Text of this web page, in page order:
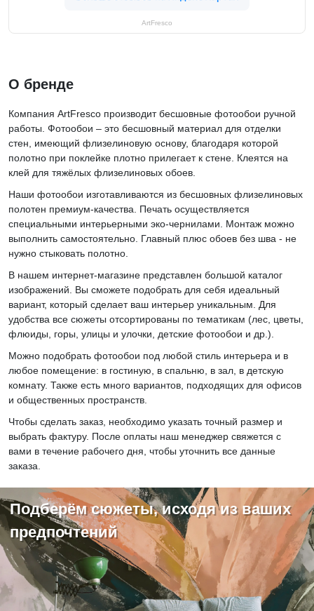
ArtFresco
О бренде
Компания ArtFresco производит бесшовные фотообои ручной
работы. Фотообои – это бесшовный материал для отделки
стен, имеющий флизелиновую основу, благодаря которой
полотно при поклейке плотно прилегает к стене. Клеятся на
клей для тяжёлых флизелиновых обоев.
Наши фотообои изготавливаются из бесшовных флизелиновых
полотен премиум-качества. Печать осуществляется
специальными интерьерными эко-чернилами. Монтаж можно
выполнить самостоятельно. Главный плюс обоев без шва - не
нужно стыковать полотно.
В нашем интернет-магазине представлен большой каталог
изображений. Вы сможете подобрать для себя идеальный
вариант, который сделает ваш интерьер уникальным. Для
удобства все сюжеты отсортированы по тематикам (лес, цветы,
флюиды, горы, улицы и улочки, детские фотообои и др.).
Можно подобрать фотообои под любой стиль интерьера и в
любое помещение: в гостиную, в спальню, в зал, в детскую
комнату. Также есть много вариантов, подходящих для офисов
и общественных пространств.
Чтобы сделать заказ, необходимо указать точный размер и
выбрать фактуру. После оплаты наш менеджер свяжется с
вами в течение рабочего дня, чтобы уточнить все данные
заказа.
Подберём сюжеты, исходя из ваших
предпочтений